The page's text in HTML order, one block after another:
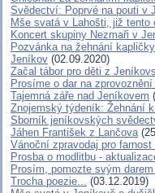
Svědectví: Poprvé na pouti v
Mše svatá v Lahošti, již tento
Koncert skupiny Nezmaři v
Pozvánka na žehnání
Jeníkov (02.09.2020)
Začal tábor pro děti z
Prosíme o dar na
Tajemná záře nad Jeníkovem
Znojemský týdeník: Žehnání
Sborník jeníkovských
Jáhen František z Lančova
Vánoční zpravodaj pro
Prosba o modlitbu -
Prosím, pomozte svým
Trocha poezie...
(03.12.2019)